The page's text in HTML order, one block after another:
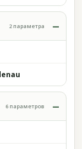
2 параметра
6 параметров